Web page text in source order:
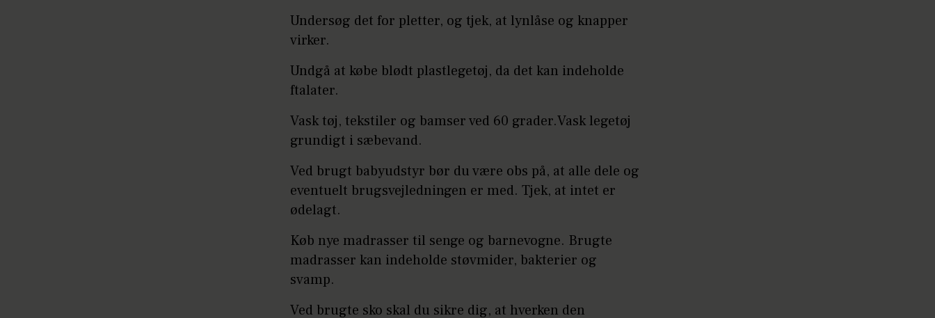
Undersøg det for pletter, og tjek, at lynlåse og knapper
virker.
Undgå at købe blødt plastlegetøj, da det kan indeholde
ftalater.
Vask tøj, tekstiler og bamser ved 60 grader.Vask legetøj
grundigt i sæbevand.
Ved brugt babyudstyr bør du være obs på, at alle dele og
eventuelt brugsvejledningen er med. Tjek, at intet er
ødelagt.
Køb nye madrasser til senge og barnevogne. Brugte
madrasser kan indeholde støvmider, bakterier og
svamp.
Ved brugte sko skal du sikre dig, at hverken den